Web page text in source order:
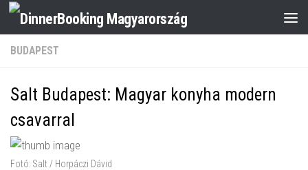
BUDAPEST
Salt Budapest: Magyar konyha modern
csavarral
Fotó: Salt / Horpáczi Dávid